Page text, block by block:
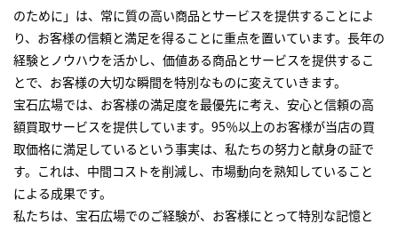
のために」は、常に質の高い商品とサービスを提供することによ
り、お客様の信頼と満足を得ることに重点を置いています。長年の
経験とノウハウを活かし、価値ある商品とサービスを提供するこ
とで、お客様の大切な瞬間を特別なものに変えていきます。
宝石広場では、お客様の満足度を最優先に考え、安心と信頼の高
額買取サービスを提供しています。95％以上のお客様が当店の買
取価格に満足しているという事実は、私たちの努力と献身の証で
す。これは、中間コストを削減し、市場動向を熟知していること
による成果です。
私たちは、宝石広場でのご経験が、お客様にとって特別な記憶と